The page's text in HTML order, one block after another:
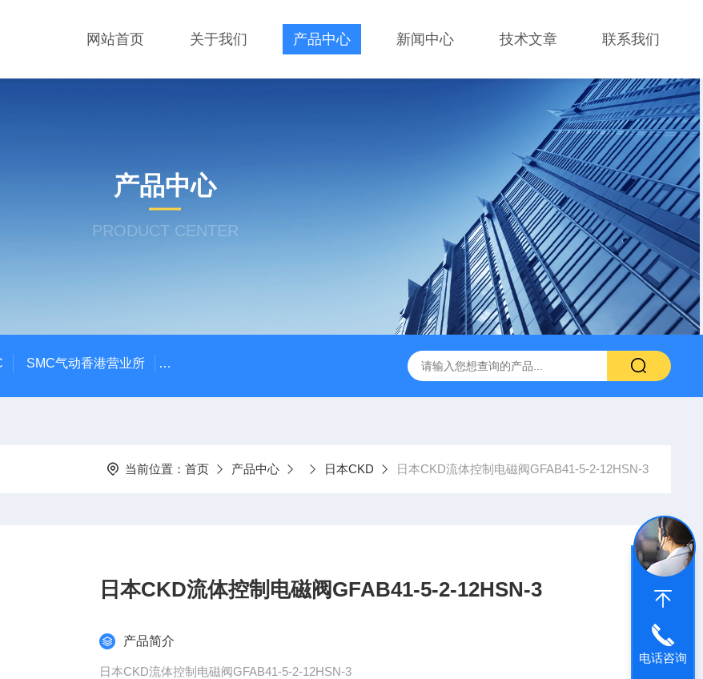
网站首页 关于我们 产品中心 新闻中心 技术文章 联系我们
产品中心
PRODUCT CENTER
SMC气动香港营业所 PAX1212-03SMC隔膜泵 AVL-20-25-S6德国FESTO气动 ORIENTALMOTOR东方马达
当前位置： 首页 产品中心 日本CKD 日本CKD流体控制电磁阀GFAB41-5-2-12HSN-3
日本CKD流体控制电磁阀GFAB41-5-2-12HSN-3
产品简介
日本CKD流体控制电磁阀GFAB41-5-2-12HSN-3
电话咨询